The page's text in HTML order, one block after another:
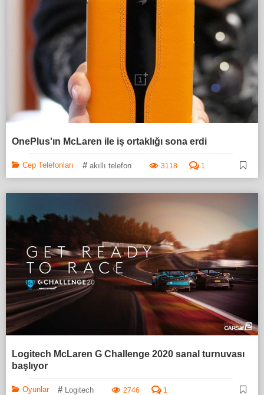
OnePlus'ın McLaren ile iş ortaklığı sona erdi
Cep Telefonları # akıllı telefon 3118 1
Logitech McLaren G Challenge 2020 sanal turnuvası
başlıyor
Oyunlar # Logitech 2746 1